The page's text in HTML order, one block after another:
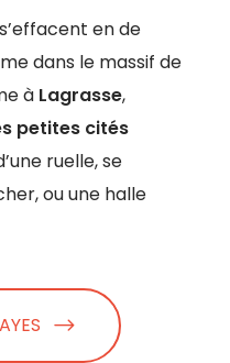
en de
dans le massif de
à Lagrasse,
petites cités
ruelle, se
ou une halle